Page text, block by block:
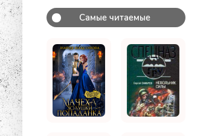
Самые читаемые